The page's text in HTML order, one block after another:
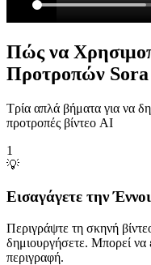
Πώς να
Προτροπών Sora
Τρία απλά βήματα για να
προτροπές βίντεο AI
1
💡
Εισαγάγετε την
Περιγράψτε τη σκηνή
δημιουργήσετε. Μπορεί να
περιγραφή.